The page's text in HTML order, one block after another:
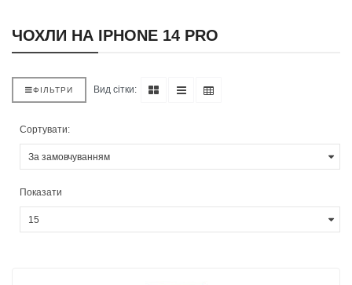
ЧОХЛИ НА IPHONE 14 PRO
ФІЛЬТРИ Вид сітки:
Сортувати:
Показати